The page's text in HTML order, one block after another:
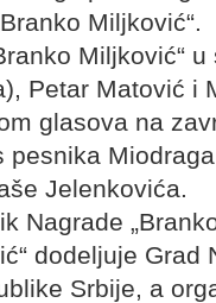
Miljković“.
Miljković“
Petar Matović i
glasova na
pesnika
Jelenkovića.
Nagrade
dodeljuje
Srbije, a